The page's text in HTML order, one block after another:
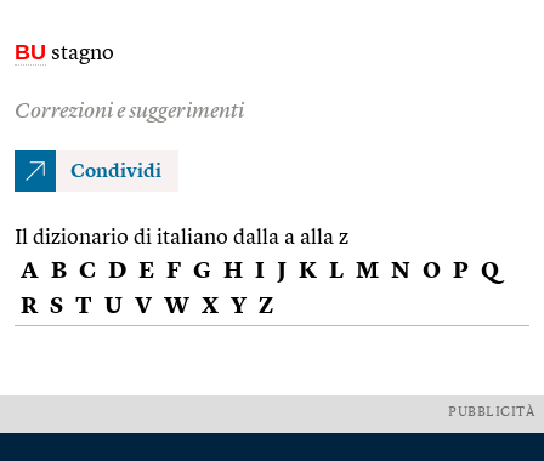
BU stagno
Correzioni e suggerimenti
Condividi
Il dizionario di italiano dalla a alla z
A B C D E F G H I J K L M N O P Q
R S T U V W X Y Z
PUBBLICITÀ